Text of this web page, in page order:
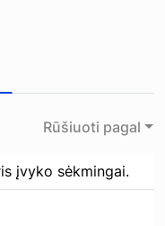
Rūšiuoti pagal
įvyko sėkmingai.